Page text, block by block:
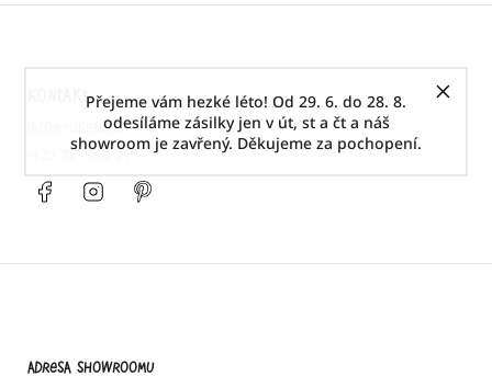
Přejeme vám hezké léto! Od 29. 6. do 28. 8.
odesíláme zásilky jen v út, st a čt a náš
showroom je zavřený. Děkujeme za pochopení.
KONTAKT
poketo.cz
+420 731 168 944
Facebook Instagram
Adresa showroomu